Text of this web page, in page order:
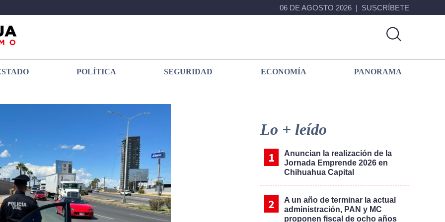
06 DE AGOSTO 2026 SUSCRÍBETE
POLÍTICA SEGURIDAD ECONOMÍA PANORAMA
Sidebar
Lo + leído
Anuncian la realización de la
Jornada Emprende 2026 en
Chihuahua Capital
A un año de terminar la actual
administración, PAN y MC
proponen fiscal de ocho años